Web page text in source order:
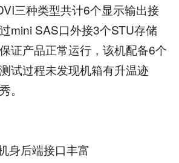
三种类型共计6个显示输出接
mini SAS口外接3个STU存储
证产品正常运行，该机配备6个
试过程未发现机箱有升温迹
。
身后端接口丰富